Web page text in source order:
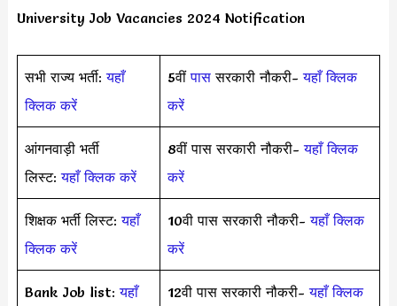
University Job Vacancies 2024 Notification
सभी राज्य भर्ती:यहाँ
क्लिक करें
5वींपाससरकारी नौकरी-यहाँ क्लिक
करें
आंगनवाड़ी भर्ती
लिस्ट:यहाँ क्लिक करें
8वीं पास सरकारी नौकरी-यहाँ क्लिक
करें
शिक्षक भर्ती लिस्ट:यहाँ
क्लिक करें
10वी पास सरकारी नौकरी-यहाँ क्लिक
करें
Bank Job list:यहाँ
12वी पास सरकारी नौकरी-यहाँ क्लिक